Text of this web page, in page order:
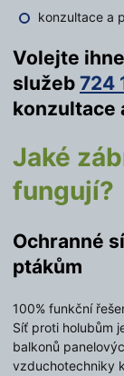
konzultace a
Volejte
služeb 724
konzultace
Jaké
fungují?
Ochranné
ptákům
100% funkční
Síť proti holubům
balkonů
vzduchotechniky